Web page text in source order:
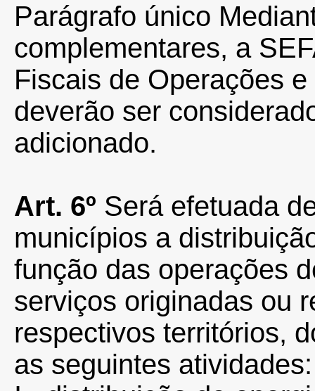
Parágrafo único
complementares, a
Fiscais de Operações
deverão ser
adicionado.
Art. 6º Será efetuada
municípios a
função das operações
serviços originadas ou
respectivos territórios,
as seguintes atividades: